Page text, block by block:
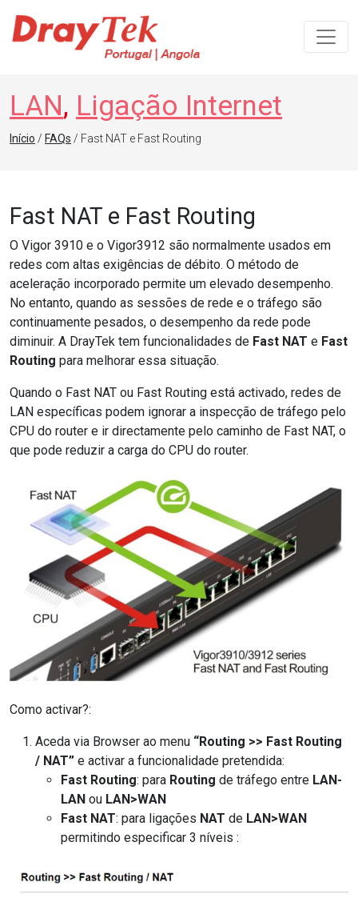
Navegação principal
LAN, Ligação Internet
Início / FAQs / Fast NAT e Fast Routing
Fast NAT e Fast Routing
O Vigor 3910 e o Vigor3912 são normalmente usados em
redes com altas exigências de débito. O método de
aceleração incorporado permite um elevado desempenho.
No entanto, quando as sessões de rede e o tráfego são
continuamente pesados, o desempenho da rede pode
diminuir. A DrayTek tem funcionalidades de Fast NAT e Fast
Routing para melhorar essa situação.
Quando o Fast NAT ou Fast Routing está activado, redes de
LAN específicas podem ignorar a inspecção de tráfego pelo
CPU do router e ir directamente pelo caminho de Fast NAT, o
que pode reduzir a carga do CPU do router.
Como activar?:
Aceda via Browser ao menu “Routing >> Fast Routing
/ NAT” e activar a funcionalidade pretendida:
Fast Routing: para Routing de tráfego entre LAN-
LAN ou LAN>WAN
Fast NAT: para ligações NAT de LAN>WAN
permitindo especificar 3 níveis :